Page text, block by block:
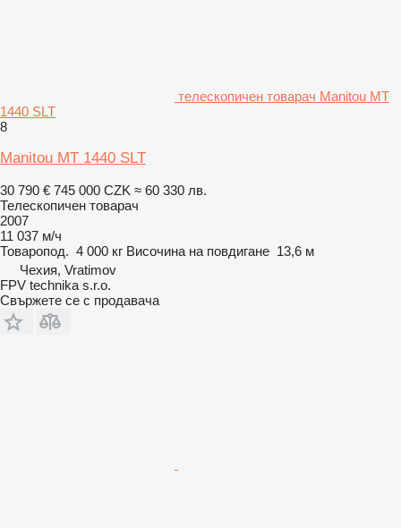
телескопичен товарач Manitou MT
1440 SLT
8
Manitou MT 1440 SLT
30 790 € 745 000 CZK ≈ 60 330 лв.
Телескопичен товарач
2007
11 037 м/ч
Товаропод. 4 000 кг Височина на повдигане 13,6 м
Чехия, Vratimov
FPV technika s.r.o.
Свържете се с продавача